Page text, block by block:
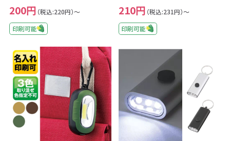
200円 （税込:220円）～
印刷可能
210円 （税込:231円）～
印刷可能